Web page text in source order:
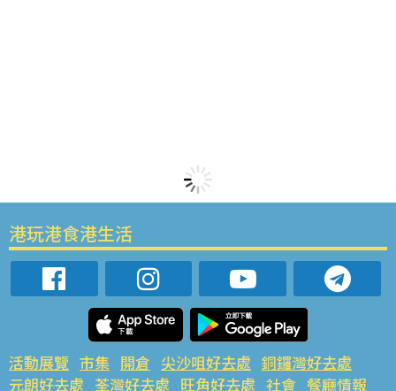
港玩港食港生活
活動展覽 市集 開倉 尖沙咀好去處 銅鑼灣好去處
元朗好去處 荃灣好去處 旺角好去處 社會 餐廳情報